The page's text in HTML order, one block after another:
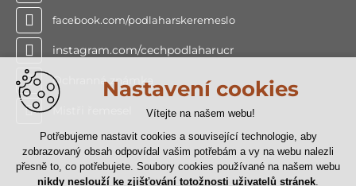
facebook.com/podlaharskeremeslo
instagram.com/cechpodlaharucr
Ochranná známka
Mistři řemesel
Nastavení cookies
Vítejte na našem webu!
Potřebujeme nastavit cookies a související technologie, aby
zobrazovaný obsah odpovídal vašim potřebám a vy na webu nalezli
přesně to, co potřebujete. Soubory cookies používané na našem webu
nikdy neslouží ke zjišťování totožnosti uživatelů stránek.